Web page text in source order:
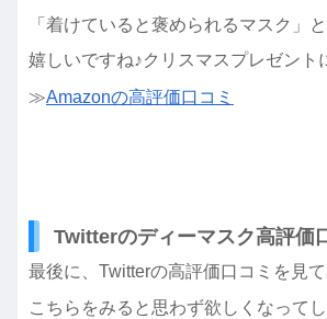
「着けていると褒められるマスク」
嬉しいですね♪クリスマスプレゼント
≫Amazonの高評価口コミ
Twitterのディーマスク高評価
最後に、Twitterの高評価口コミを見て
こちらをみると思わず欲しくなって